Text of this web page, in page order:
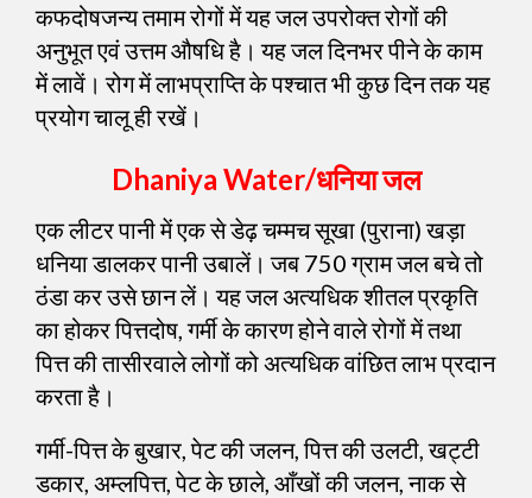
कफदोषजन्य तमाम रोगों में यह जल उपरोक्त रोगों की
अनुभूत एवं उत्तम औषधि है। यह जल दिनभर पीने के काम
में लावें। रोग में लाभप्राप्ति के पश्चात भी कुछ दिन तक यह
प्रयोग चालू ही रखें।
Dhaniya Water/धनिया जल
एक लीटर पानी में एक से डेढ़ चम्मच सूखा (पुराना) खड़ा
धनिया डालकर पानी उबालें। जब 750 ग्राम जल बचे तो
ठंडा कर उसे छान लें। यह जल अत्यधिक शीतल प्रकृति
का होकर पित्तदोष, गर्मी के कारण होने वाले रोगों में तथा
पित्त की तासीरवाले लोगों को अत्यधिक वांछित लाभ प्रदान
करता है।
गर्मी-पित्त के बुखार, पेट की जलन, पित्त की उलटी, खट्टी
डकार, अम्लपित्त, पेट के छाले, आँखों की जलन, नाक से